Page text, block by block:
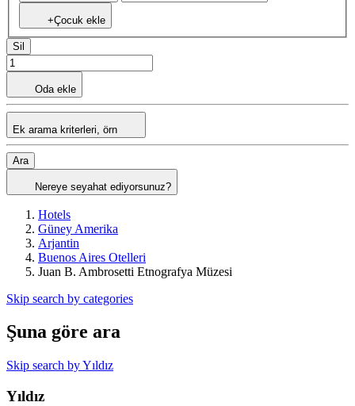
+Çocuk ekle
Sil
Oda ekle
Ek arama kriterleri, örn
Ara
Nereye seyahat ediyorsunuz?
Hotels
Güney Amerika
Arjantin
Buenos Aires Otelleri
Juan B. Ambrosetti Etnografya Müzesi
Skip search by categories
Şuna göre ara
Skip search by Yıldız
Yıldız